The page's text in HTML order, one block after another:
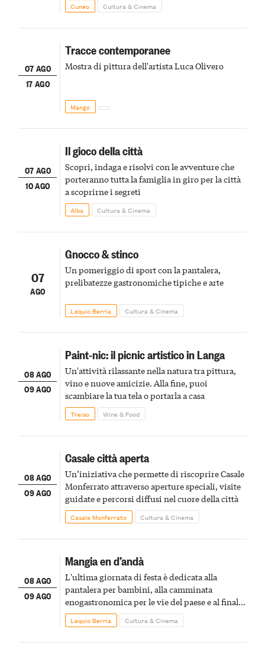
Cuneo Cultura & Cinema
07 AGO
17 AGO
Tracce contemporanee
Mostra di pittura dell'artista Luca Olivero
Mango
07 AGO
10 AGO
Il gioco della città
Scopri, indaga e risolvi con le avventure che
porteranno tutta la famiglia in giro per la città
a scoprirne i segreti
Alba Cultura & Cinema
07
AGO
Gnocco & stinco
Un pomeriggio di sport con la pantalera,
prelibatezze gastronomiche tipiche e arte
Lequio Berria Cultura & Cinema
08 AGO
09 AGO
Paint-nic: il picnic artistico in Langa
Un'attività rilassante nella natura tra pittura,
vino e nuove amicizie. Alla fine, puoi
scambiare la tua tela o portarla a casa
Treiso Wine & Food
08 AGO
09 AGO
Casale città aperta
Un’iniziativa che permette di riscoprire Casale
Monferrato attraverso aperture speciali, visite
guidate e percorsi diffusi nel cuore della città
Casale Monferrato Cultura & Cinema
08 AGO
09 AGO
Mangia en d’andà
L'ultima giornata di festa è dedicata alla
pantalera per bambini, alla camminata
enogastronomica per le vie del paese e al finale
pirotecnico
Lequio Berria Cultura & Cinema